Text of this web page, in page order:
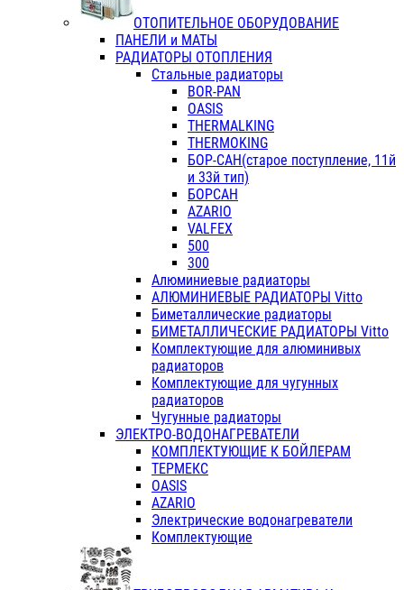
ОТОПИТЕЛЬНОЕ ОБОРУДОВАНИЕ
ПАНЕЛИ и МАТЫ
РАДИАТОРЫ ОТОПЛЕНИЯ
Стальные радиаторы
BOR-PAN
OASIS
THERMALKING
THERMOKING
БОР-САН(старое поступление, 11й
и 33й тип)
БОРСАН
AZARIO
VALFEX
500
300
Алюминиевые радиаторы
АЛЮМИНИЕВЫЕ РАДИАТОРЫ Vitto
Биметаллические радиаторы
БИМЕТАЛЛИЧЕСКИЕ РАДИАТОРЫ Vitto
Комплектующие для алюминивых
радиаторов
Комплектующие для чугунных
радиаторов
Чугунные радиаторы
ЭЛЕКТРО-ВОДОНАГРЕВАТЕЛИ
КОМПЛЕКТУЮЩИЕ К БОЙЛЕРАМ
ТЕРМЕКС
OASIS
AZARIO
Электрические водонагреватели
Комплектующие